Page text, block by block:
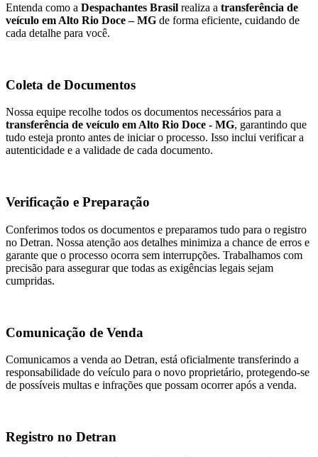
Entenda como a Despachantes Brasil realiza a transferência de
veículo em Alto Rio Doce – MG de forma eficiente, cuidando de
cada detalhe para você.
Coleta de Documentos
Nossa equipe recolhe todos os documentos necessários para a
transferência de veículo em Alto Rio Doce - MG, garantindo que
tudo esteja pronto antes de iniciar o processo. Isso inclui verificar a
autenticidade e a validade de cada documento.
Verificação e Preparação
Conferimos todos os documentos e preparamos tudo para o registro
no Detran. Nossa atenção aos detalhes minimiza a chance de erros e
garante que o processo ocorra sem interrupções. Trabalhamos com
precisão para assegurar que todas as exigências legais sejam
cumpridas.
Comunicação de Venda
Comunicamos a venda ao Detran, está oficialmente transferindo a
responsabilidade do veículo para o novo proprietário, protegendo-se
de possíveis multas e infrações que possam ocorrer após a venda.
Registro no Detran